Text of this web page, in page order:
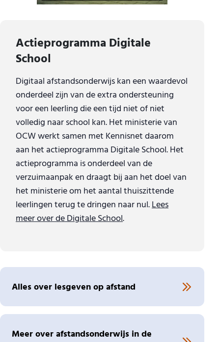
Actieprogramma Digitale
School
Digitaal afstandsonderwijs kan een waardevol
onderdeel zijn van de extra ondersteuning
voor een leerling die een tijd niet of niet
volledig naar school kan. Het ministerie van
OCW werkt samen met Kennisnet daarom
aan het actieprogramma Digitale School. Het
actieprogramma is onderdeel van de
verzuimaanpak en draagt bij aan het doel van
het ministerie om het aantal thuiszittende
leerlingen terug te dringen naar nul.Lees
meer over de Digitale School.
Alles over lesgeven op afstand
Meer over afstandsonderwijs in de